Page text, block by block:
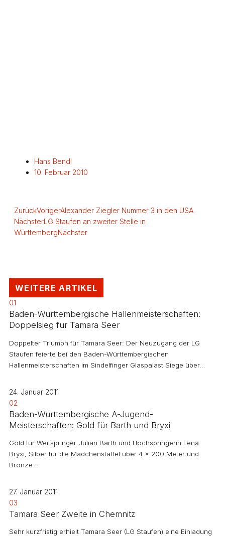
Hans Bendl
10. Februar 2010
ZurückVorigerAlexander Ziegler Nummer 3 in den USA
NächsterLG Staufen an zweiter Stelle in
WürttembergNächster
WEITERE ARTIKEL
01
Baden-Württembergische Hallenmeisterschaften:
Doppelsieg für Tamara Seer
Doppelter Triumph für Tamara Seer: Der Neuzugang der LG
Staufen feierte bei den Baden-Württembergischen
Hallenmeisterschaften im Sindelfinger Glaspalast Siege über…
24. Januar 2011
02
Baden-Württembergische A-Jugend-
Meisterschaften: Gold für Barth und Bryxi
Gold für Weitspringer Julian Barth und Hochspringerin Lena
Bryxi, Silber für die Mädchenstaffel über 4 x 200 Meter und
Bronze…
27. Januar 2011
03
Tamara Seer Zweite in Chemnitz
Sehr kurzfristig erhielt Tamara Seer (LG Staufen) eine Einladung